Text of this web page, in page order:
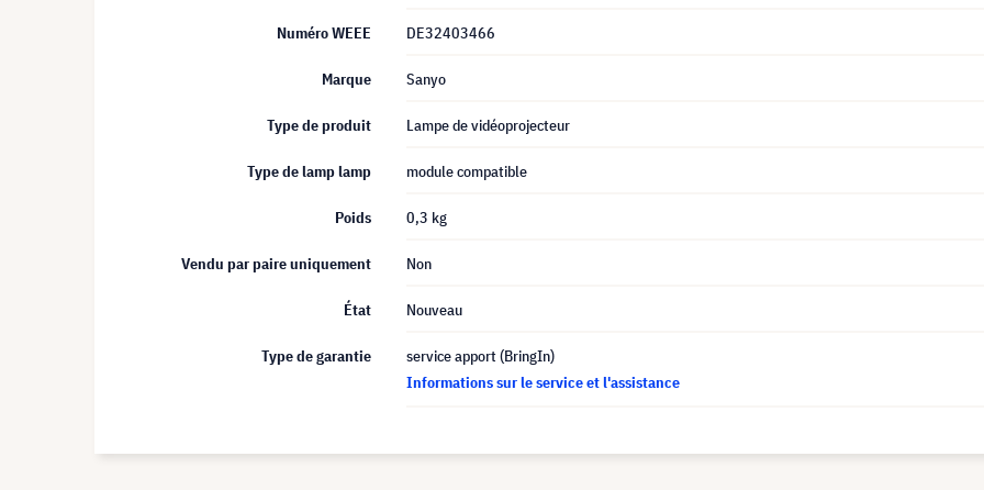
Numéro WEEE DE32403466
Marque Sanyo
Type de produit Lampe de vidéoprojecteur
Type de lamp lamp module compatible
Poids 0,3 kg
Vendu par paire uniquement Non
État Nouveau
Type de garantie
service apport (BringIn)
Informations sur le service et l'assistance